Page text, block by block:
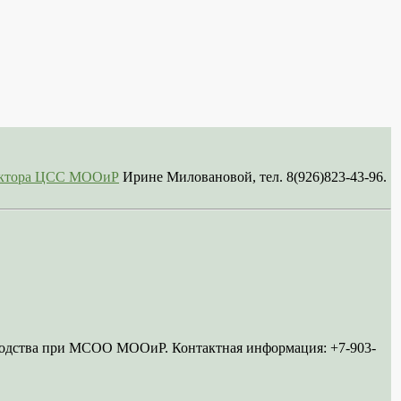
ЦСС МООиР Ирине Миловановой, тел. 8(926)823-43-96.
при МСОО МООиР. Контактная информация: +7-903-